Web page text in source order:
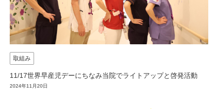
取組み
11/17世界早産児デーにちなみ当院でライトアップと啓発活動
2024年11月20日